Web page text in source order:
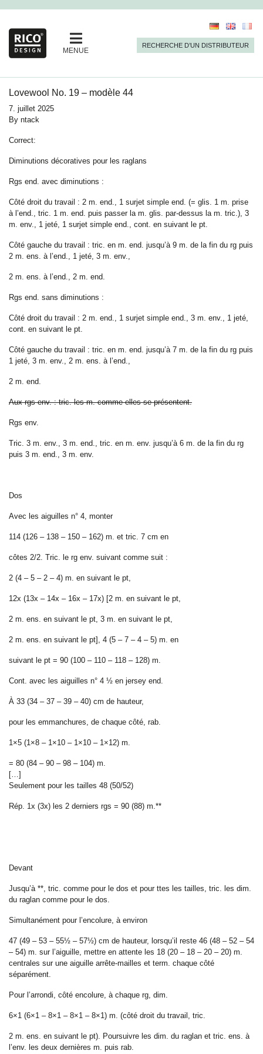
MENUE
RECHERCHE D’UN DISTRIBUTEUR
Lovewool No. 19 – modèle 44
7. juillet 2025
By ntack
Correct:
Diminutions décoratives pour les raglans
Rgs end. avec diminutions :
Côté droit du travail : 2 m. end., 1 surjet simple end. (= glis. 1 m. prise
à l’end., tric. 1 m. end. puis passer la m. glis. par-dessus la m. tric.), 3
m. env., 1 jeté, 1 surjet simple end., cont. en suivant le pt.
Côté gauche du travail : tric. en m. end. jusqu’à 9 m. de la fin du rg puis
2 m. ens. à l’end., 1 jeté, 3 m. env.,
2 m. ens. à l’end., 2 m. end.
Rgs end. sans diminutions :
Côté droit du travail : 2 m. end., 1 surjet simple end., 3 m. env., 1 jeté,
cont. en suivant le pt.
Côté gauche du travail : tric. en m. end. jusqu’à 7 m. de la fin du rg puis
1 jeté, 3 m. env., 2 m. ens. à l’end.,
2 m. end.
Aux rgs env. : tric. les m. comme elles se présentent.
Rgs env.
Tric. 3 m. env., 3 m. end., tric. en m. env. jusqu’à 6 m. de la fin du rg
puis 3 m. end., 3 m. env.
Dos
Avec les aiguilles n° 4, monter
114 (126 – 138 – 150 – 162) m. et tric. 7 cm en
côtes 2/2. Tric. le rg env. suivant comme suit :
2 (4 – 5 – 2 – 4) m. en suivant le pt,
12x (13x – 14x – 16x – 17x) [2 m. en suivant le pt,
2 m. ens. en suivant le pt, 3 m. en suivant le pt,
2 m. ens. en suivant le pt], 4 (5 – 7 – 4 – 5) m. en
suivant le pt = 90 (100 – 110 – 118 – 128) m.
Cont. avec les aiguilles n° 4 ½ en jersey end.
À 33 (34 – 37 – 39 – 40) cm de hauteur,
pour les emmanchures, de chaque côté, rab.
1×5 (1×8 – 1×10 – 1×10 – 1×12) m.
= 80 (84 – 90 – 98 – 104) m.
[…]
Seulement pour les tailles 48 (50/52)
Rép. 1x (3x) les 2 derniers rgs = 90 (88) m.**
Devant
Jusqu’à **, tric. comme pour le dos et pour ttes les tailles, tric. les dim.
du raglan comme pour le dos.
Simultanément pour l’encolure, à environ
47 (49 – 53 – 55½ – 57½) cm de hauteur, lorsqu’il reste 46 (48 – 52 – 54
– 54) m. sur l’aiguille, mettre en attente les 18 (20 – 18 – 20 – 20) m.
centrales sur une aiguille arrête-mailles et term. chaque côté
séparément.
Pour l’arrondi, côté encolure, à chaque rg, dim.
6×1 (6×1 – 8×1 – 8×1 – 8×1) m. (côté droit du travail, tric.
2 m. ens. en suivant le pt). Poursuivre les dim. du raglan et tric. ens. à
l’env. les deux dernières m. puis rab.